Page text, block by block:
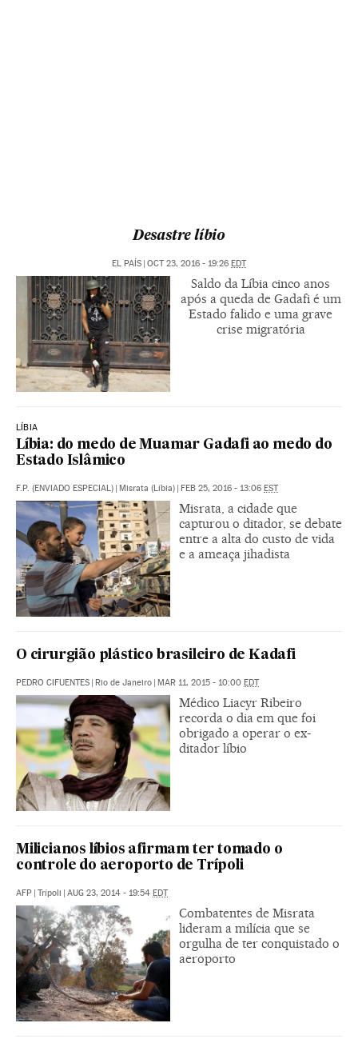
Desastre líbio
EL PAÍS OCT 23, 2016 - 19:26 EDT
Saldo da Líbia cinco anos
após a queda de Gadafi é um
Estado falido e uma grave
crise migratória
LÍBIA
Líbia: do medo de Muamar Gadafi ao medo do
Estado Islâmico
F.P. (ENVIADO ESPECIAL) Misrata (Líbia) FEB 25, 2016 - 13:06 EST
Misrata, a cidade que
capturou o ditador, se debate
entre a alta do custo de vida
e a ameaça jihadista
O cirurgião plástico brasileiro de Kadafi
PEDRO CIFUENTES Rio de Janeiro MAR 11, 2015 - 10:00 EDT
Médico Liacyr Ribeiro
recorda o dia em que foi
obrigado a operar o ex-
ditador líbio
Milicianos líbios afirmam ter tomado o
controle do aeroporto de Trípoli
AFP | Trípoli | AUG 23, 2014 - 19:54 EDT
Combatentes de Misrata
lideram a milícia que se
orgulha de ter conquistado o
aeroporto